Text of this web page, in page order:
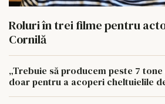
Roluri în trei filme pentru
Cornilă
„Trebuie să producem peste 7
doar pentru a acoperi cheltuielile